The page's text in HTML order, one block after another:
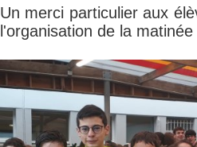
Un merci particulier aux
l'organisation de la